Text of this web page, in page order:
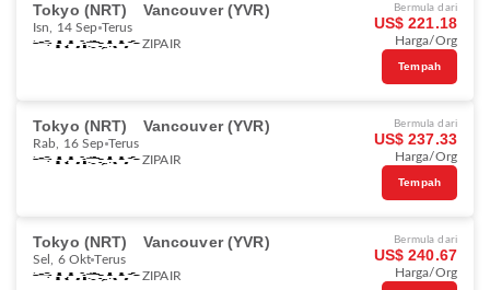
Tokyo (NRT) Vancouver (YVR)
Isn, 14 Sep Terus
ZIPAIR
Bermula dari
US$ 221.18
Harga/Org
Tempah
Tokyo (NRT) Vancouver (YVR)
Rab, 16 Sep Terus
ZIPAIR
Bermula dari
US$ 237.33
Harga/Org
Tempah
Tokyo (NRT) Vancouver (YVR)
Sel, 6 Okt Terus
ZIPAIR
Bermula dari
US$ 240.67
Harga/Org